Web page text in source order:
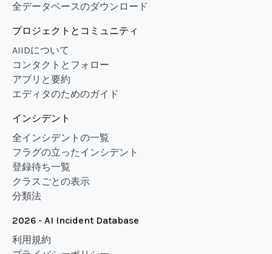
全データベースのダウンロード
プロジェクトとコミュニティ
AIIDについて
コンタクトとフォロー
アプリと要約
エディタのためのガイド
インシデント
全インシデントの一覧
フラグの立ったインシデント
登録待ち一覧
クラスごとの表示
分類法
2026 - AI Incident Database
利用規約